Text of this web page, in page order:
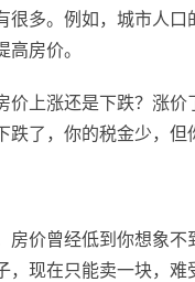
很多。例如，城市人口
房价。
价上涨还是下跌？涨价
跌了，你的税金少，但
房价曾经低到你想象不
，现在只能卖一块，难